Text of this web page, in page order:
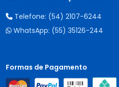
Telefone: (54) 2107-6244
WhatsApp: (55) 35126-244
Formas de Pagamento